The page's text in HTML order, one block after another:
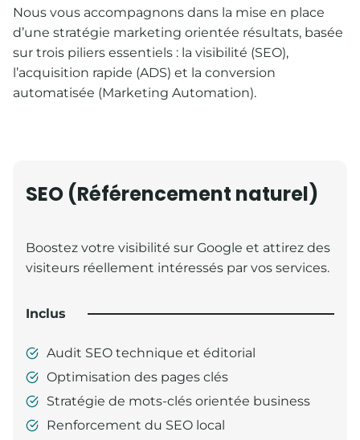
Nous vous accompagnons dans la mise en place
d’une stratégie marketing orientée résultats, basée
sur trois piliers essentiels : la visibilité (SEO),
l’acquisition rapide (ADS) et la conversion
automatisée (Marketing Automation).
SEO (Référencement naturel)
Boostez votre visibilité sur Google et attirez des
visiteurs réellement intéressés par vos services.
Inclus
Audit SEO technique et éditorial
Optimisation des pages clés
Stratégie de mots-clés orientée business
Renforcement du SEO local